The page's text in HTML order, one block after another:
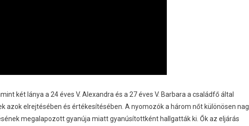
két lánya a 24 éves V. Alexandra és a 27 éves V. Barbara a családfő által
azok elrejtésében és értékesítésében. A nyomozók a három nőt különösen
megalapozott gyanúja miatt gyanúsítottként hallgatták ki. Ők az eljárás